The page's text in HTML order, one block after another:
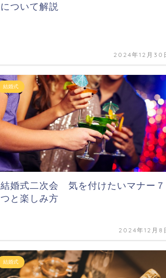
について解説
2024年12月30
結婚式
結婚式二次会 気を付けたいマナー７
つと楽しみ方
2024年12月8
結婚式